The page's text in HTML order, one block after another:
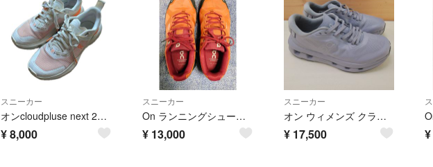
スニーカー
オンcloudpluse next 23.5cm レディース
¥8,000
スニーカー
On ランニングシューズ ウォータープルーフ レディース トレイル
¥ 13,000
スニーカー
オン ウィメンズ クラウドゾーン "アロイ/ロック" 23cm
¥ 17,500 ¥